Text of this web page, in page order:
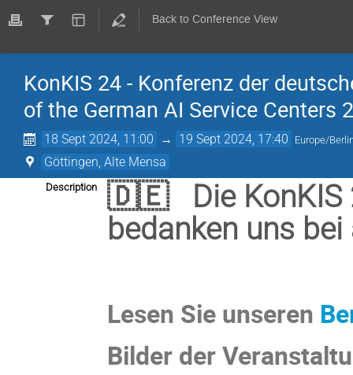
Back to Conference View
KonKIS 24 - Konferenz der
of the German AI Service Centers
18 Sept 2024, 11:00 → 19 Sept 2024, 17:40 Europe/
Göttingen, Alte Mensa
Description
🇩🇪 Die KonKIS
bedanken uns
Lesen Sie unseren
Bilder der